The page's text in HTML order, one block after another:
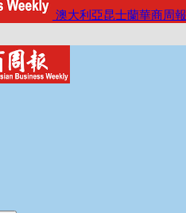
澳大利亞昆士蘭華商周報